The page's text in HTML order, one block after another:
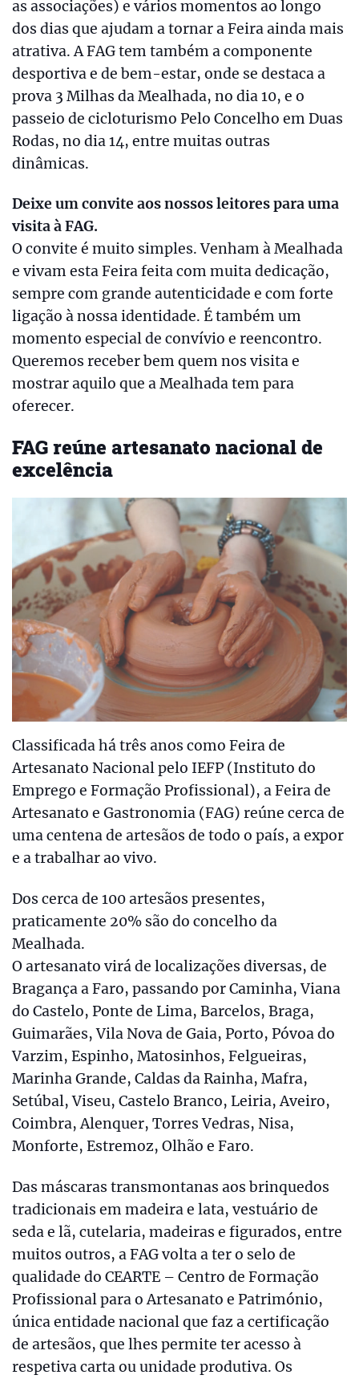
as associações) e vários momentos ao longo
dos dias que ajudam a tornar a Feira ainda mais
atrativa. A FAG tem também a componente
desportiva e de bem-estar, onde se destaca a
prova 3 Milhas da Mealhada, no dia 10, e o
passeio de cicloturismo Pelo Concelho em Duas
Rodas, no dia 14, entre muitas outras
dinâmicas.
Deixe um convite aos nossos leitores para uma
visita à FAG.
O convite é muito simples. Venham à Mealhada
e vivam esta Feira feita com muita dedicação,
sempre com grande autenticidade e com forte
ligação à nossa identidade. É também um
momento especial de convívio e reencontro.
Queremos receber bem quem nos visita e
mostrar aquilo que a Mealhada tem para
oferecer.
FAG reúne artesanato nacional de
excelência
Classificada há três anos como Feira de
Artesanato Nacional pelo IEFP (Instituto do
Emprego e Formação Profissional), a Feira de
Artesanato e Gastronomia (FAG) reúne cerca de
uma centena de artesãos de todo o país, a expor
e a trabalhar ao vivo.
Dos cerca de 100 artesãos presentes,
praticamente 20% são do concelho da
Mealhada.
O artesanato virá de localizações diversas, de
Bragança a Faro, passando por Caminha, Viana
do Castelo, Ponte de Lima, Barcelos, Braga,
Guimarães, Vila Nova de Gaia, Porto, Póvoa do
Varzim, Espinho, Matosinhos, Felgueiras,
Marinha Grande, Caldas da Rainha, Mafra,
Setúbal, Viseu, Castelo Branco, Leiria, Aveiro,
Coimbra, Alenquer, Torres Vedras, Nisa,
Monforte, Estremoz, Olhão e Faro.
Das máscaras transmontanas aos brinquedos
tradicionais em madeira e lata, vestuário de
seda e lã, cutelaria, madeiras e figurados, entre
muitos outros, a FAG volta a ter o selo de
qualidade do CEARTE – Centro de Formação
Profissional para o Artesanato e Património,
única entidade nacional que faz a certificação
de artesãos, que lhes permite ter acesso à
respetiva carta ou unidade produtiva. Os